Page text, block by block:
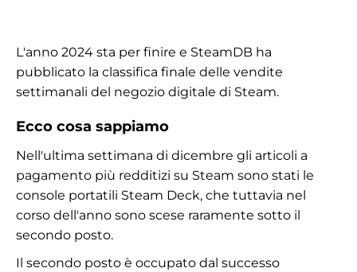
L'anno 2024 sta per finire e SteamDB ha
pubblicato la classifica finale delle vendite
settimanali del negozio digitale di Steam.
Ecco cosa sappiamo
Nell'ultima settimana di dicembre gli articoli a
pagamento più redditizi su Steam sono stati le
console portatili Steam Deck, che tuttavia nel
corso dell'anno sono scese raramente sotto il
secondo posto.
Il secondo posto è occupato dal successo